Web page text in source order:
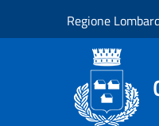
Regione